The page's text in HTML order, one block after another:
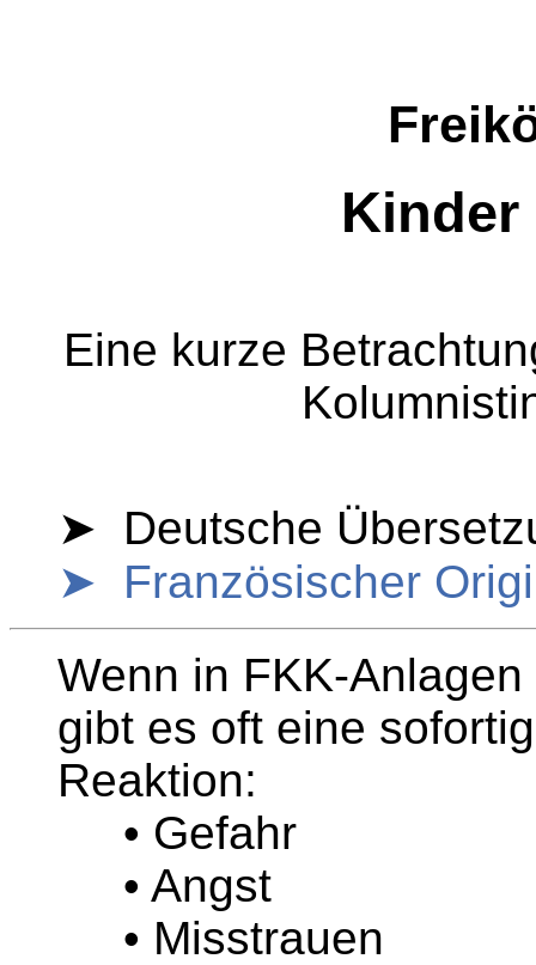
Kinder
Eine kurze
➤ Deutsche
➤ Französischer
Wenn in FKK-
gibt es oft eine
Reaktion:
• Gefahr
• Angst
• Misstrauen